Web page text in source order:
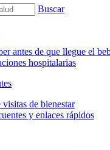
Buscar
antes de que llegue el
hospitalarias
de bienestar
y enlaces rápidos